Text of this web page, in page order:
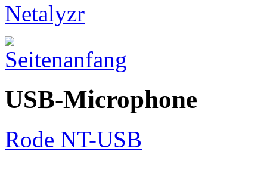
Netalyzr
USB-Microphone
Rode NT-USB